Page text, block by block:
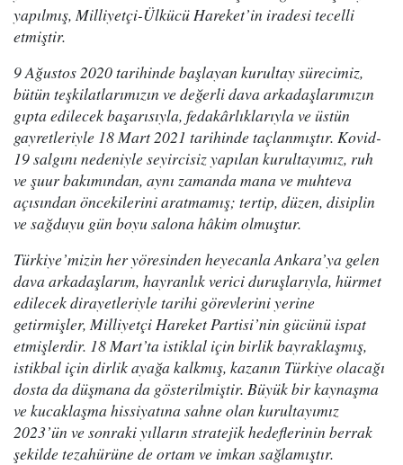
yapılmış, Milliyetçi-Ülkücü Hareket’in iradesi tecelli
etmiştir.
9 Ağustos 2020 tarihinde başlayan kurultay sürecimiz,
bütün teşkilatlarımızın ve değerli dava arkadaşlarımızın
gıpta edilecek başarısıyla, fedakârlıklarıyla ve üstün
gayretleriyle 18 Mart 2021 tarihinde taçlanmıştır. Kovid-
19 salgını nedeniyle seyircisiz yapılan kurultayımız, ruh
ve şuur bakımından, aynı zamanda mana ve muhteva
açısından öncekilerini aratmamış; tertip, düzen, disiplin
ve sağduyu gün boyu salona hâkim olmuştur.
Türkiye’mizin her yöresinden heyecanla Ankara’ya gelen
dava arkadaşlarım, hayranlık verici duruşlarıyla, hürmet
edilecek dirayetleriyle tarihi görevlerini yerine
getirmişler, Milliyetçi Hareket Partisi’nin gücünü ispat
etmişlerdir. 18 Mart’ta istiklal için birlik bayraklaşmış,
istikbal için dirlik ayağa kalkmış, kazanın Türkiye olacağı
dosta da düşmana da gösterilmiştir. Büyük bir kaynaşma
ve kucaklaşma hissiyatına sahne olan kurultayımız
2023’ün ve sonraki yılların stratejik hedeflerinin berrak
şekilde tezahürüne de ortam ve imkan sağlamıştır.